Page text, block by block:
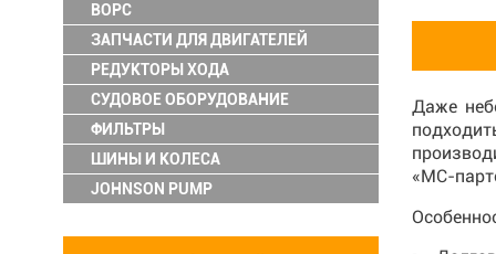
ВОРС
ЗАПЧАСТИ ДЛЯ ДВИГАТЕЛЕЙ
РЕДУКТОРЫ ХОДА
СУДОВОЕ ОБОРУДОВАНИЕ
ФИЛЬТРЫ
ШИНЫ И КОЛЕСА
JOHNSON PUMP
Даже
«МС-